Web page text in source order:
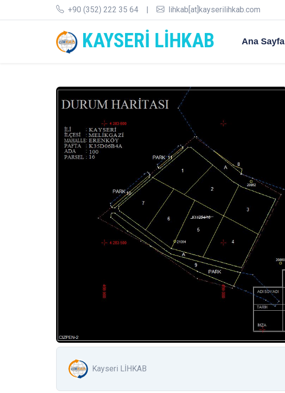
+90 (352) 222 35 64 | lihkab[at]kayserilihkab.com
KAYSERİ LİHKAB Ana Sayfa
Kayseri LİHKAB